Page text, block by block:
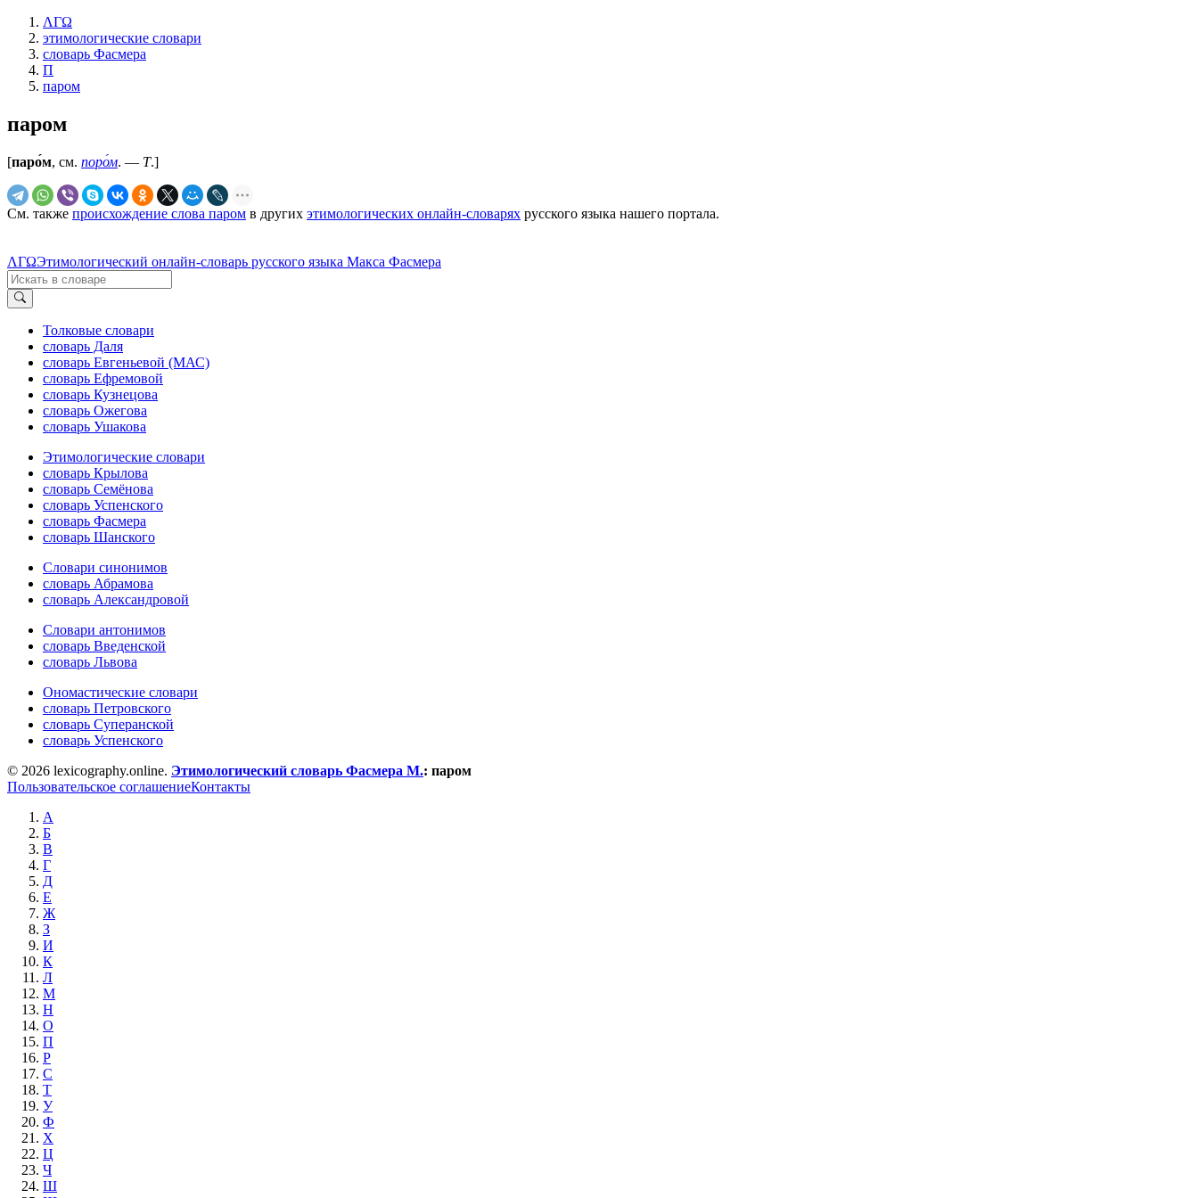
ΛΓΩ
этимологические словари
словарь Фасмера
П
паром
паром
[паро́м, см. поро́м. — Т.]
См. также происхождение слова паром в других этимологических онлайн-словарях русского языка нашего портала.
ΛΓΩЭтимологический онлайн-словарь русского языка Макса Фасмера
Толковые словари
словарь Даля
словарь Евгеньевой (МАС)
словарь Ефремовой
словарь Кузнецова
словарь Ожегова
словарь Ушакова
Этимологические словари
словарь Крылова
словарь Семёнова
словарь Успенского
словарь Фасмера
словарь Шанского
Словари синонимов
словарь Абрамова
словарь Александровой
Словари антонимов
словарь Введенской
словарь Львова
Ономастические словари
словарь Петровского
словарь Суперанской
словарь Успенского
© 2026 lexicography.online. Этимологический словарь Фасмера М.: паром
Пользовательское соглашениеКонтакты
А
Б
В
Г
Д
Е
Ж
З
И
К
Л
М
Н
О
П
Р
С
Т
У
Ф
Х
Ц
Ч
Ш